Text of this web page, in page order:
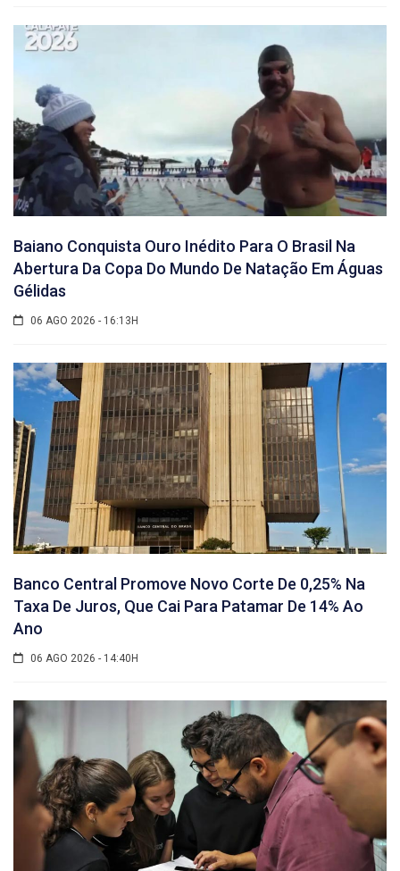
Baiano Conquista Ouro Inédito Para O Brasil Na
Abertura Da Copa Do Mundo De Natação Em Águas
Gélidas
06 AGO 2026 - 16:13H
Banco Central Promove Novo Corte De 0,25% Na
Taxa De Juros, Que Cai Para Patamar De 14% Ao
Ano
06 AGO 2026 - 14:40H